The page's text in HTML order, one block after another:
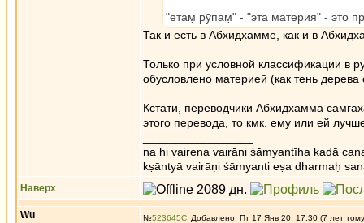
"етам̣ рӯпам̣" - "эта материя" - это
Так и есть в Абхидхамме, как и в
Только при условной классификации в
обусловлено материей (как тень
Кстати, переводчики Абхидхамма
этого перевода, то кмк. ему или ей
na hi vaireṇa vairāṇi śāmyantīha kadā
kṣāntyā vairāṇi śāmyanti eṣa dharmaḥ
Наверх
Wu №523645 Добавлено: Пт 17 Янв 20, 17:30 (7 лет